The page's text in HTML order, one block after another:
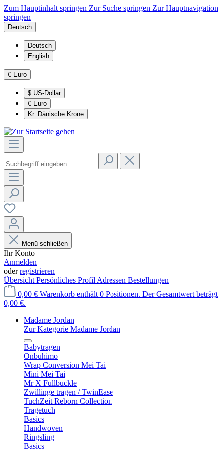
Zum Hauptinhalt springen Zur Suche springen Zur Hauptnavigation
springen
Deutsch
Deutsch
English
€ Euro
$ US-Dollar
€ Euro
Kr. Dänische Krone
Menü schließen
Ihr Konto
Anmelden
oderregistrieren
Übersicht Persönliches Profil Adressen Bestellungen
0,00 € Warenkorb enthält 0 Positionen. Der Gesamtwert beträgt
0,00 €.
Madame Jordan
Zur Kategorie Madame Jordan
Babytragen
Onbuhimo
Wrap Conversion Mei Tai
Mini Mei Tai
Mr X Fullbuckle
Zwillinge tragen / TwinEase
TuchZeit Reborn Collection
Tragetuch
Basics
Handwoven
Ringsling
Basics